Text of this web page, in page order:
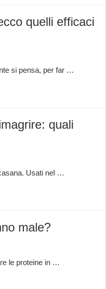
quelli efficaci
si pensa, per far …
quali
Usati nel …
male?
le proteine in …